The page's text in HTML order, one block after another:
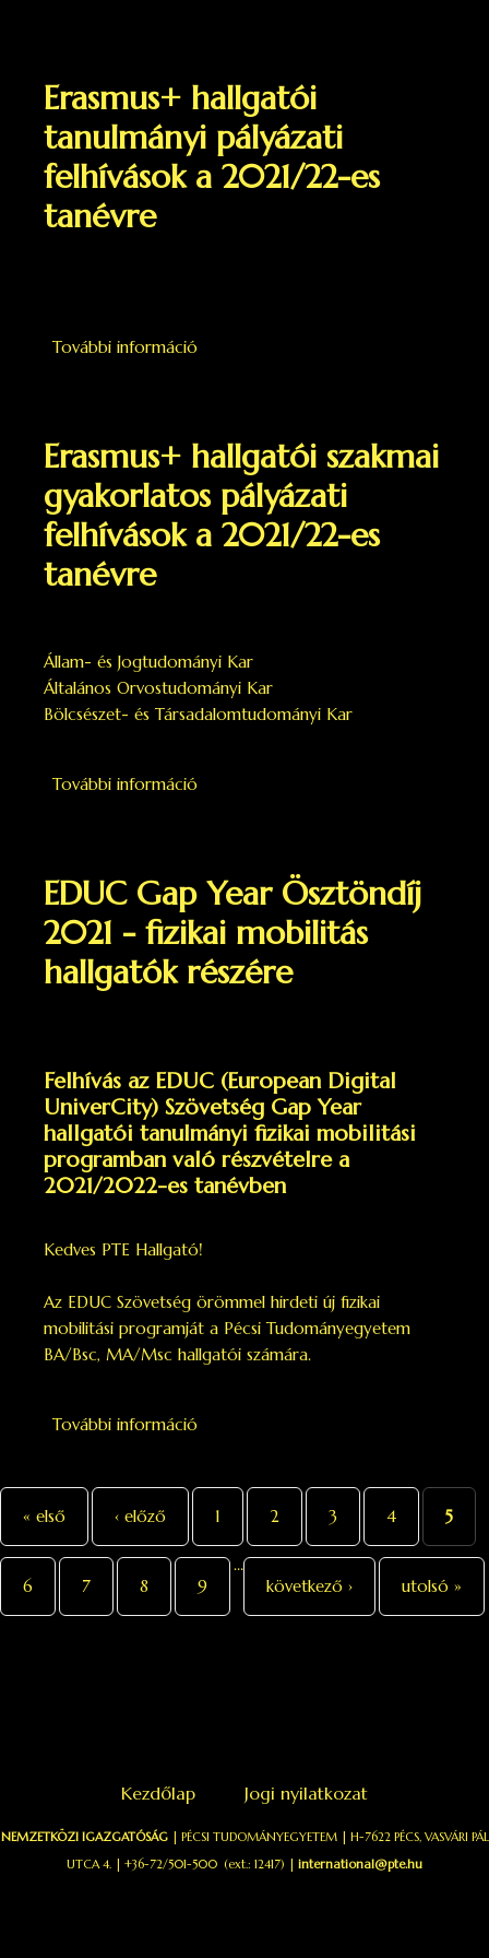
Erasmus+ hallgatói
tanulmányi pályázati
felhívások a 2021/22-es
tanévre
További információ
Erasmus+ hallgatói szakmai
gyakorlatos pályázati
felhívások a 2021/22-es
tanévre
Állam- és Jogtudományi Kar
Általános Orvostudományi Kar
Bölcsészet- és Társadalomtudományi Kar
További információ
EDUC Gap Year Ösztöndíj
2021 - fizikai mobilitás
hallgatók részére
Felhívás az EDUC (European Digital
UniverCity) Szövetség Gap Year
hallgatói tanulmányi fizikai mobilitási
programban való részvételre a
2021/2022-es tanévben
Kedves PTE Hallgató!
Az EDUC Szövetség örömmel hirdeti új fizikai
mobilitási programját a Pécsi Tudományegyetem
BA/Bsc, MA/Msc hallgatói számára.
További információ
Oldalak
« első ‹ előző 1 2 3 4 5
6 7 8 9
…
következő ›
utolsó »
Kezdőlap Jogi nyilatkozat
NEMZETKÖZI IGAZGATÓSÁG| PÉCSI TUDOMÁNYEGYETEM | H-7622 PÉCS, VASVÁRI PÁL
UTCA 4. | +36-72/501-500 (ext.: 12417) | international@pte.hu